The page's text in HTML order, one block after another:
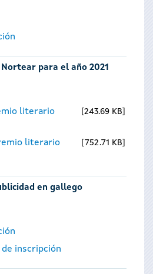
para el año 2021
literario
243.69 KB
literario
752.71 KB
en gallego
de inscripción